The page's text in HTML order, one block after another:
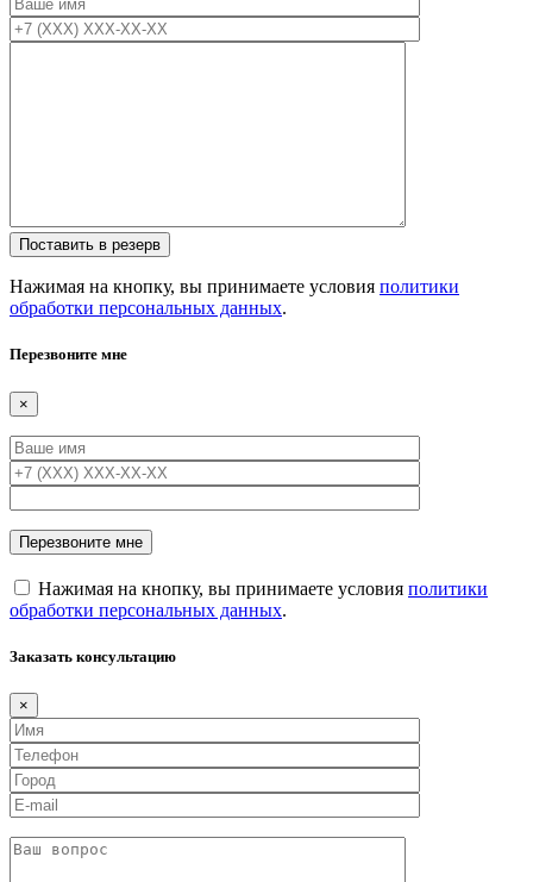
Нажимая на кнопку, вы принимаете условия политики
обработки персональных данных.
Перезвоните мне
×
Нажимая на кнопку, вы принимаете условия политики
обработки персональных данных.
Заказать консультацию
×